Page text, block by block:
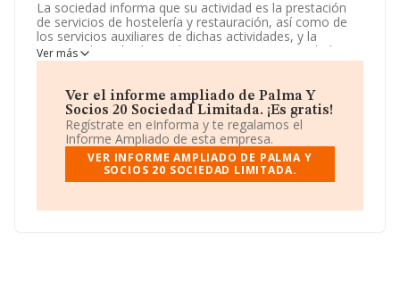
La sociedad informa que su actividad es la prestación
de servicios de hostelería y restauración, así como de
los servicios auxiliares de dichas actividades, y la
comercialización de productos para estas actividades.
La sociedad está inscrita en el Registro Mercantil como
'Establecimientos de bebidas'. No realiza actividad de
importación y/o exportación.
La plantilla permanece igual y atendiendo a los datos
disponibles en INFORMA, ese número ha estado por
encima de la media de sector.
2025, la compañía ha perdido 123 puestos en el ranking
Ver más
Ver el informe ampliado de Palma Y
Socios 20 Sociedad Limitada. ¡Es gratis!
Regístrate en eInforma y te regalamos el
Informe Ampliado de esta empresa.
VER INFORME AMPLIADO DE PALMA Y
SOCIOS 20 SOCIEDAD LIMITADA.